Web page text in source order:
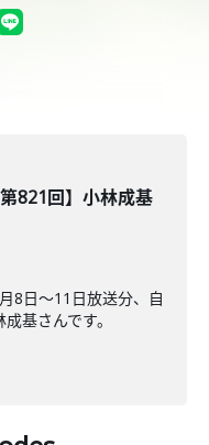
821回】小林成基
8日〜11日放送分、自
基さんです。